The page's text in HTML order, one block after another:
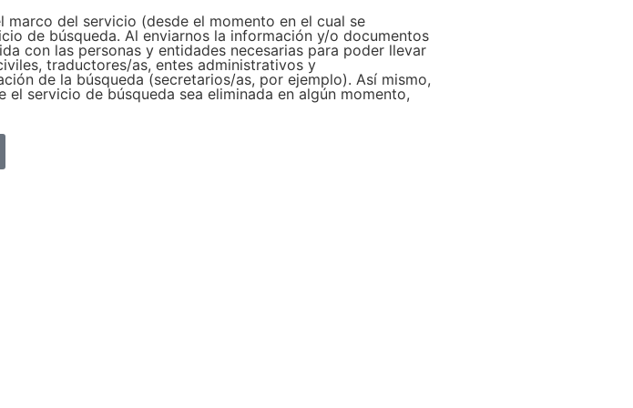
del servicio (desde el momento en el cual se
de búsqueda. Al enviarnos la información y/o documentos
con las personas y entidades necesarias para poder llevar
traductores/as, entes administrativos y
de la búsqueda (secretarios/as, por ejemplo). Así mismo,
servicio de búsqueda sea eliminada en algún momento,